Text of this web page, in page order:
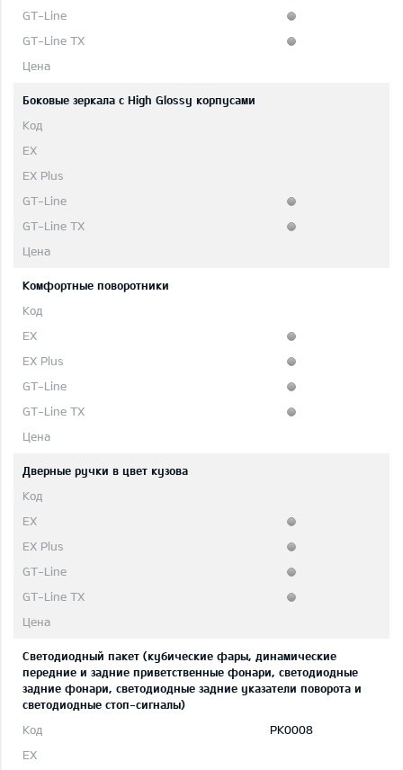
Боковые зеркала с High Glossy корпусами
Комфортные поворотники
Дверные ручки в цвет кузова
Светодиодный пакет (кубические фары, динамические
передние и задние приветственные фонари, светодиодные
задние фонари, светодиодные задние указатели поворота и
светодиодные стоп-сигналы)
PK0008